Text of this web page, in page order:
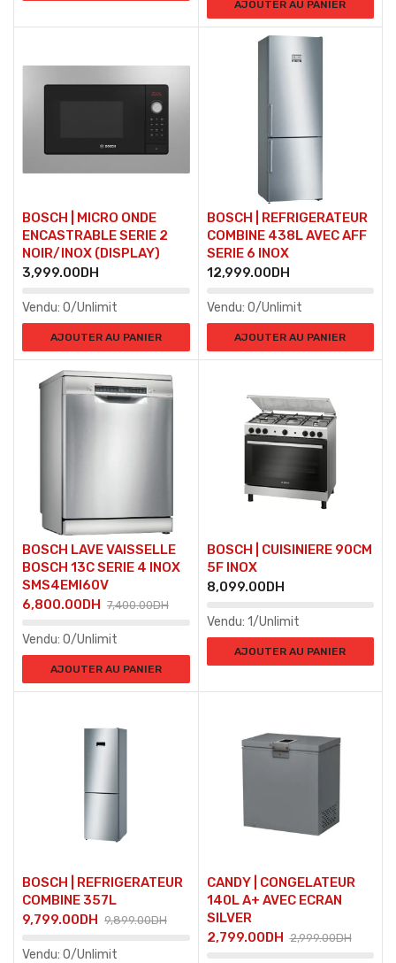
AJOUTER AU PANIER
BOSCH | MICRO ONDE
ENCASTRABLE SERIE 2
NOIR/INOX (DISPLAY)
3,999.00DH
Vendu: 0/Unlimit
AJOUTER AU PANIER
BOSCH | REFRIGERATEUR
COMBINE 438L AVEC AFF
SERIE 6 INOX
12,999.00DH
Vendu: 0/Unlimit
AJOUTER AU PANIER
BOSCH LAVE VAISSELLE
BOSCH 13C SERIE 4 INOX
SMS4EMI60V
7,400.00DH
6,800.00DH
Vendu: 0/Unlimit
AJOUTER AU PANIER
BOSCH | CUISINIERE 90CM
5F INOX
8,099.00DH
Vendu: 1/Unlimit
AJOUTER AU PANIER
BOSCH | REFRIGERATEUR
COMBINE 357L
9,899.00DH
9,799.00DH
Vendu: 0/Unlimit
CANDY | CONGELATEUR
140L A+ AVEC ECRAN
SILVER
2,999.00DH
2,799.00DH